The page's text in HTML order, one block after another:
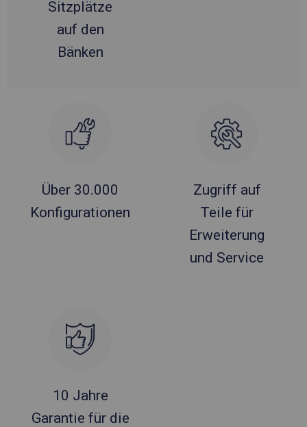
Sitzplätze
auf den
Bänken
Über 30.000
Konfigurationen
Zugriff auf
Teile für
Erweiterung
und Service
10 Jahre
Garantie für die